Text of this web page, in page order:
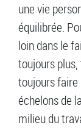
une vie
équilibrée.
loin dans le
toujours plus,
toujours faire
échelons de
milieu du